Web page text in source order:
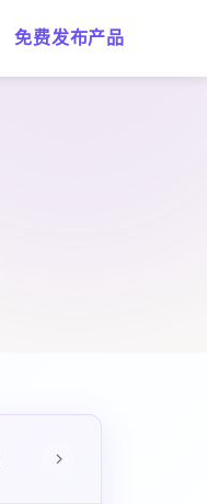
免费发布产品